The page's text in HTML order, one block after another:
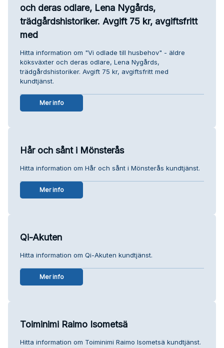
och deras odlare, Lena Nygårds,
trädgårdshistoriker. Avgift 75 kr, avgiftsfritt
med
Hitta information om "Vi odlade till husbehov" - äldre
köksväxter och deras odlare, Lena Nygårds,
trädgårdshistoriker. Avgift 75 kr, avgiftsfritt med
kundtjänst.
Mer info
Hår och sånt i Mönsterås
Hitta information om Hår och sånt i Mönsterås kundtjänst.
Mer info
Qi-Akuten
Hitta information om Qi-Akuten kundtjänst.
Mer info
Toiminimi Raimo Isometsä
Hitta information om Toiminimi Raimo Isometsä kundtjänst.